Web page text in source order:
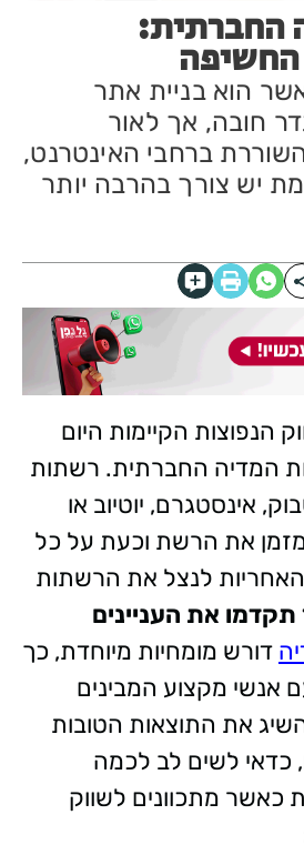
החברתית:
החשיפה
הוא בניית אתר
חובה, אך לאור
ברחבי האינטרנט,
יש צורך בהרבה יותר
הנפוצות הקיימות היום
המדיה החברתית. רשתות
אינסטגרם, יוטיוב או
מזמן את הרשת וכעת על כל
לנצל את הרשתות
תקדמו את העניינים
דורש מומחיות מיוחדת, כך
אנשי מקצוע המבינים
את התוצאות הטובות
כדאי לשים לב לכמה
כאשר מתכוונים לשווק